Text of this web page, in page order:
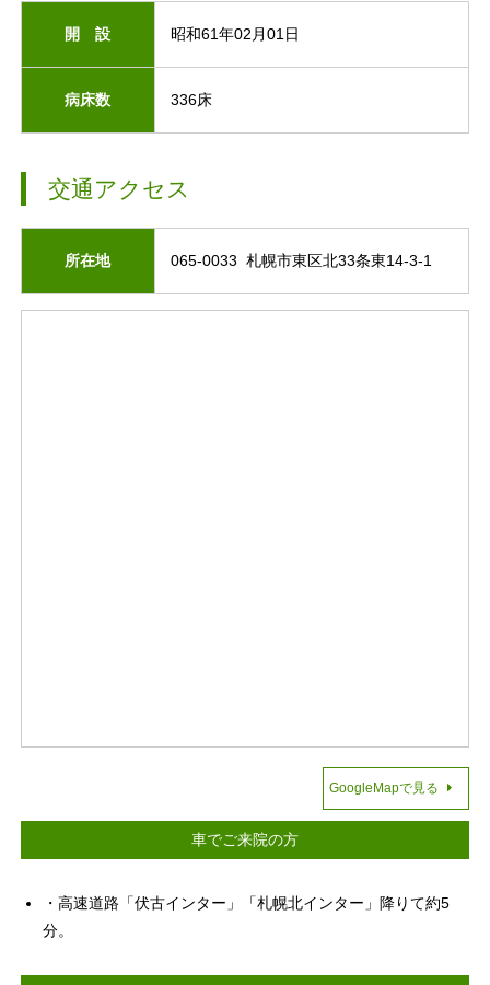
開 設 昭和61年02月01日
病床数 336床
交通アクセス
所在地 065-0033 札幌市東区北33条東14-3-1
GoogleMapで見る
車でご来院の方
・高速道路「伏古インター」「札幌北インター」降りて約5
分。